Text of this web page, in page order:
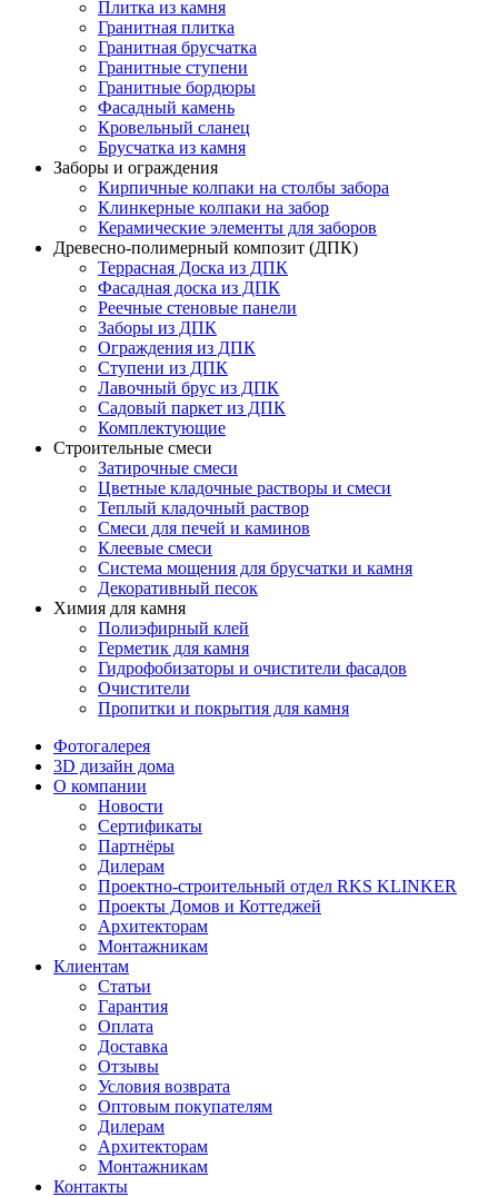
Плитка из камня
Гранитная плитка
Гранитная брусчатка
Гранитные ступени
Гранитные бордюры
Фасадный камень
Кровельный сланец
Брусчатка из камня
Заборы и ограждения
Кирпичные колпаки на столбы забора
Клинкерные колпаки на забор
Керамические элементы для заборов
Древесно-полимерный композит (ДПК)
Террасная Доска из ДПК
Фасадная доска из ДПК
Реечные стеновые панели
Заборы из ДПК
Ограждения из ДПК
Ступени из ДПК
Лавочный брус из ДПК
Садовый паркет из ДПК
Комплектующие
Строительные смеси
Затирочные смеси
Цветные кладочные растворы и смеси
Теплый кладочный раствор
Смеси для печей и каминов
Клеевые смеси
Система мощения для брусчатки и камня
Декоративный песок
Химия для камня
Полиэфирный клей
Герметик для камня
Гидрофобизаторы и очистители фасадов
Очистители
Пропитки и покрытия для камня
Фотогалерея
3D дизайн дома
О компании
Новости
Сертификаты
Партнёры
Дилерам
Проектно-строительный отдел RKS KLINKER
Проекты Домов и Коттеджей
Архитекторам
Монтажникам
Клиентам
Статьи
Гарантия
Оплата
Доставка
Отзывы
Условия возврата
Оптовым покупателям
Дилерам
Архитекторам
Монтажникам
Контакты